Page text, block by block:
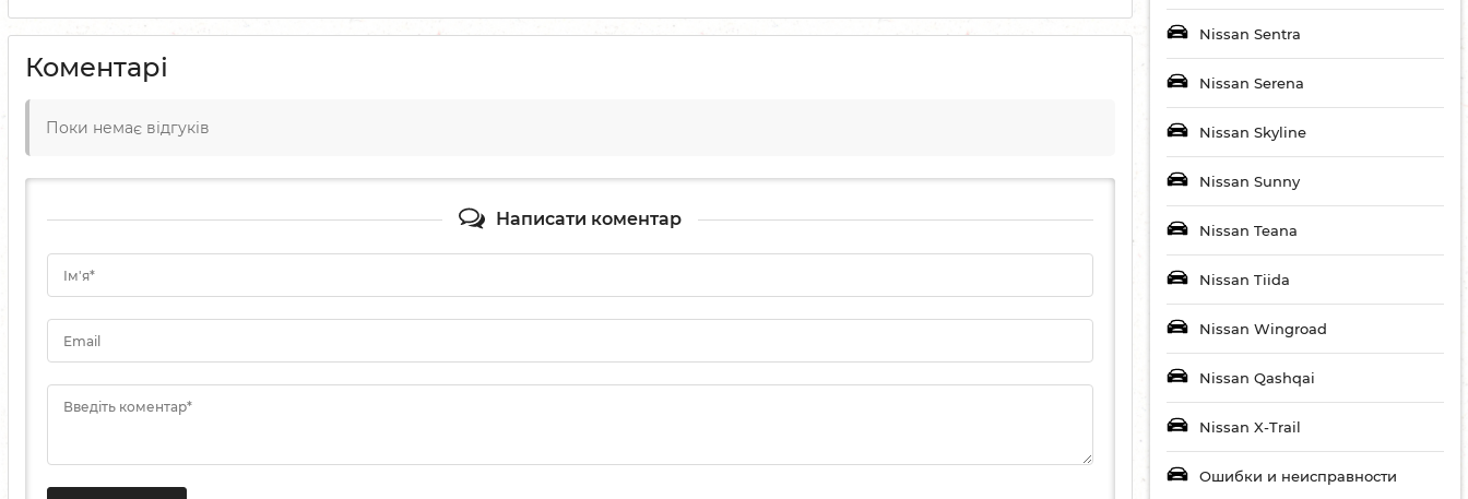
Nissan Sentra
Nissan Serena
Nissan Skyline
Nissan Sunny
Nissan Teana
Nissan Tiida
Nissan Wingroad
Nissan Qashqai
Nissan X-Trail
Ошибки и неисправности
Коментарі
Поки немає відгуків
Написати коментар
Ім'я*
Email
Введіть коментар*